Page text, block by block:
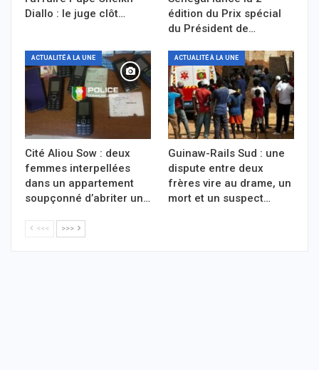
Diallo : le juge clôt…
édition du Prix spécial
du Président de…
ACTUALITÉ À LA UNE
Cité Aliou Sow : deux
femmes interpellées
dans un appartement
soupçonné d’abriter un…
ACTUALITÉ À LA UNE
Guinaw-Rails Sud : une
dispute entre deux
frères vire au drame, un
mort et un suspect…
<<< >>>